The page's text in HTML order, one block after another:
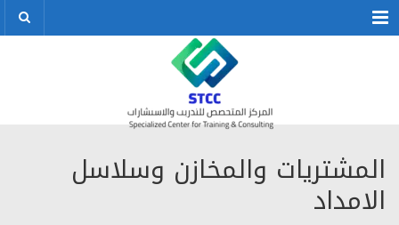
Menu
المشتريات والمخازن وسلاسل
الامداد